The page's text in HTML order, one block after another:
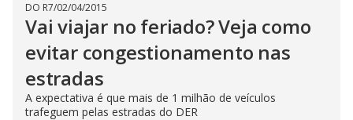
DO R7/02/04/2015
Vai viajar no feriado? Veja como
evitar congestionamento nas
estradas
A expectativa é que mais de 1 milhão de veículos
trafeguem pelas estradas do DER